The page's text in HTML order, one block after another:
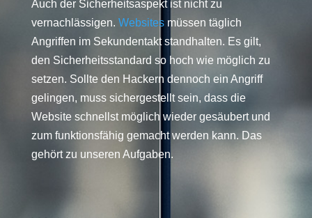
Auch der Sicherheitsaspekt ist nicht zu
vernachlässigen. Websitesmüssen täglich
Angriffen im Sekundentakt standhalten. Es gilt,
den Sicherheitsstandard so hoch wie möglich zu
setzen. Sollte den Hackern dennoch ein Angriff
gelingen, muss sichergestellt sein, dass die
Website schnellst möglich wieder gesäubert und
zum funktionsfähig gemacht werden kann. Das
gehört zu unseren Aufgaben.